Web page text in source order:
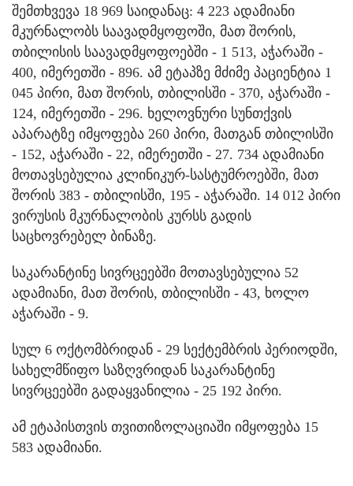
შემთხვევა 18 969 საიდანაც: 4 223 ადამიანი
მკურნალობს საავადმყოფოში, მათ შორის,
თბილისის საავადმყოფოებში - 1 513, აჭარაში -
400, იმერეთში - 896. ამ ეტაპზე მძიმე პაციენტია 1
045 პირი, მათ შორის, თბილისში - 370, აჭარაში -
124, იმერეთში - 296. ხელოვნური სუნთქვის
აპარატზე იმყოფება 260 პირი, მათგან თბილისში
- 152, აჭარაში - 22, იმერეთში - 27. 734 ადამიანი
მოთავსებულია კლინიკურ-სასტუმროებში, მათ
შორის 383 - თბილისში, 195 - აჭარაში. 14 012 პირი
ვირუსის მკურნალობის კურსს გადის
საცხოვრებელ ბინაზე.
საკარანტინე სივრცეებში მოთავსებულია 52
ადამიანი, მათ შორის, თბილისში - 43, ხოლო
აჭარაში - 9.
სულ 6 ოქტომბრიდან - 29 სექტემბრის პერიოდში,
სახელმწიფო საზღვრიდან საკარანტინე
სივრცეებში გადაყვანილია - 25 192 პირი.
ამ ეტაპისთვის თვითიზოლაციაში იმყოფება 15
583 ადამიანი.